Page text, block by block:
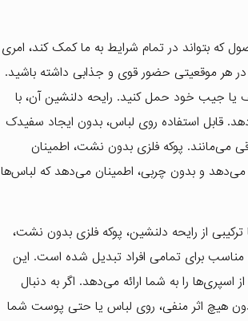
که بتواند در تمام شرایط به ما کمک کند، امری
هر موقعیتی حضور قوی و جذابی داشته باشید.
را در کیف یا جیب خود حمل کنید. رایحه دلنشین آن، با
قابل استفاده روی لباس، بدون ایجاد سفیدک
می‌مانند. پوکه فلزی بدون نشت، اطمینان
و بدون چربی، اطمینان می‌دهد که لباس‌ها
از رایحه دلنشین، پوکه فلزی بدون نشت،
مناسب برای تمامی افراد تبدیل شده است. این
اسپری‌ها را به شما ارائه می‌دهد. اگر به دنبال
هیچ اثر منفی، روی لباس یا حتی پوست شما